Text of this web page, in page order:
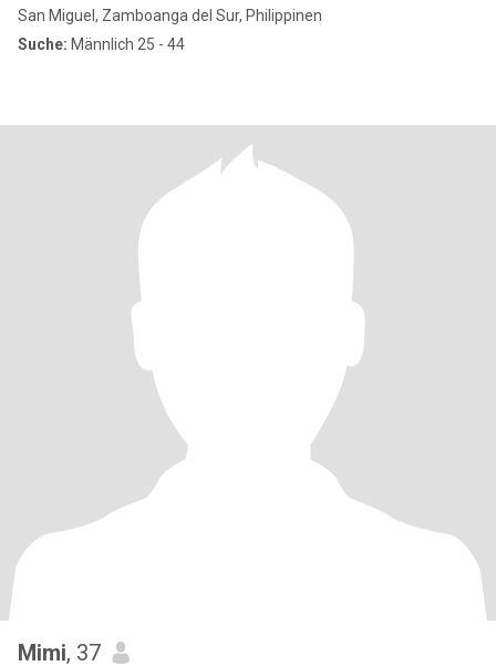
San Miguel, Zamboanga del Sur, Philippinen
Suche: Männlich 25 - 44
Mimi, 37